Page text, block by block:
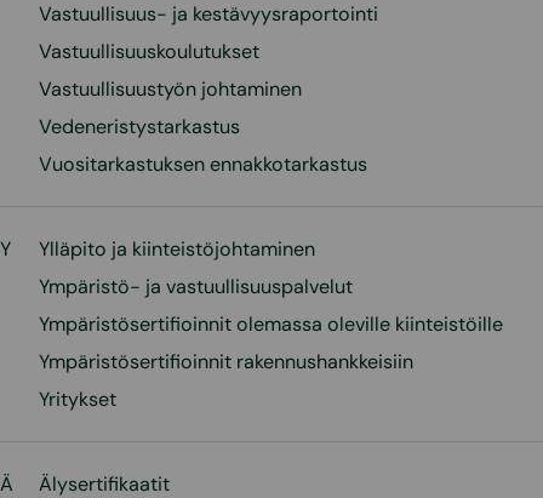
Vastuullisuus- ja kestävyysraportointi
Vastuullisuuskoulutukset
Vastuullisuustyön johtaminen
Vedeneristystarkastus
Vuositarkastuksen ennakkotarkastus
Y
Ylläpito ja kiinteistöjohtaminen
Ympäristö- ja vastuullisuuspalvelut
Ympäristösertifioinnit olemassa oleville kiinteistöille
Ympäristösertifioinnit rakennushankkeisiin
Yritykset
Ä Älysertifikaatit